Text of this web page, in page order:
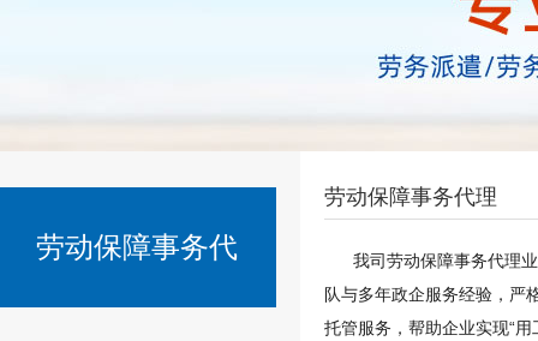
劳动保障事务代
劳动保障事务代理
我司劳动保障事务代理业
队与多年政企服务经验，严
托管服务，帮助企业实现“